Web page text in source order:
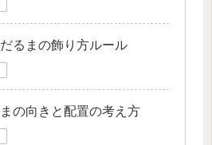
るまの飾り方ルール
の向きと配置の考え方